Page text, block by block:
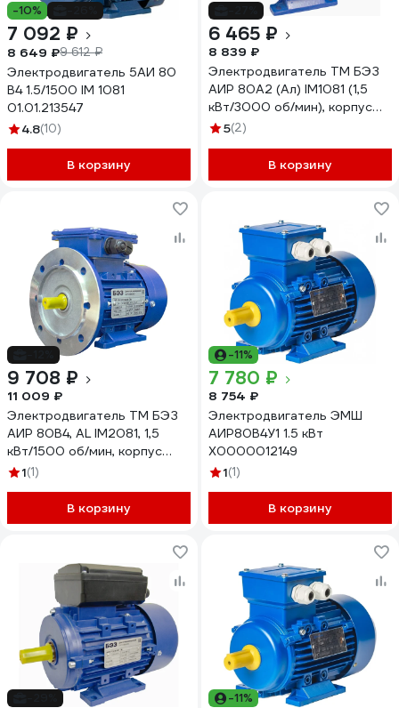
-10%
7 092 ₽
8 649 ₽9 612 ₽
Электродвигатель 5АИ 80
В4 1.5/1500 IM 1081
01.01.213547
4.8(10)
В корзину
6 465 ₽
8 839 ₽
Электродвигатель ТМ БЭЗ
АИР 80A2 (Ал) IM1081 (1,5
кВт/3000 об/мин), корпус
алюминий 97780
5(2)
В корзину
9 708 ₽
11 009 ₽
Электродвигатель ТМ БЭЗ
АИР 80B4, AL IM2081, 1,5
кВт/1500 об/мин, корпус
алюминий 74874
1(1)
В корзину
-11%
7 780 ₽
8 754 ₽
Электродвигатель ЭМШ
АИР80В4У1 1.5 кВт
Х0000012149
1(1)
В корзину
-11%